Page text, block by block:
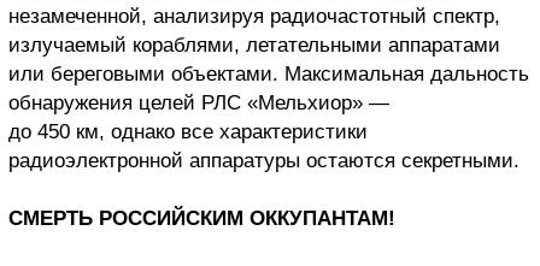
незамеченной, анализируя радиочастотный спектр,
излучаемый кораблями, летательными аппаратами
или береговыми объектами. Максимальная дальность
обнаружения целей РЛС «Мельхиор» —
до 450 км, однако все характеристики
радиоэлектронной аппаратуры остаются секретными.
СМЕРТЬ РОССИЙСКИМ ОККУПАНТАМ!